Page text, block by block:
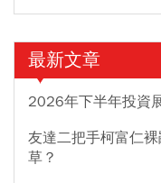
最新文章
2026年下半年投資
友達二把手柯富仁
草？